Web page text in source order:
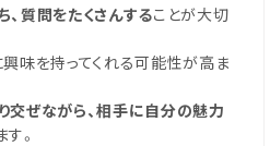
質問をたくさんすることが大切
味を持ってくれる可能性が高ま
交ぜながら、相手に自分の魅力
。